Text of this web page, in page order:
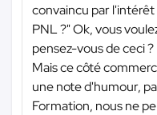
convaincu par l'intérêt
PNL ?" Ok, vous
pensez-vous de ceci
Mais ce côté
une note d'humour,
Formation, nous ne